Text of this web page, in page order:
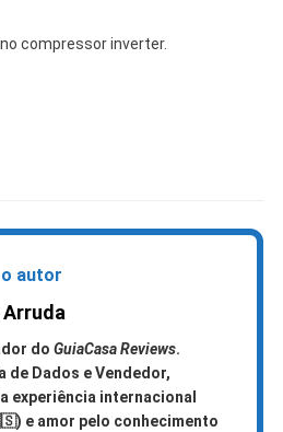
compressor inverter.
autor
do GuiaCasa Reviews.
de Dados e Vendedor,
experiência internacional
e amor pelo conhecimento